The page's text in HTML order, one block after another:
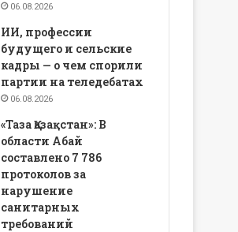
06.08.2026
ИИ, профессии
будущего и сельские
кадры — о чем спорили
партии на теледебатах
06.08.2026
«Таза Қазақстан»: В
области Абай
составлено 7 786
протоколов за
нарушение
санитарных
требований